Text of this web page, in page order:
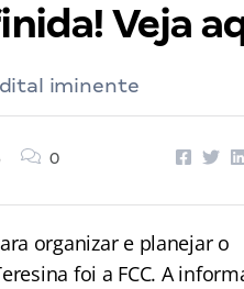
Veja
iminente
0
organizar e planejar o
foi a FCC. A